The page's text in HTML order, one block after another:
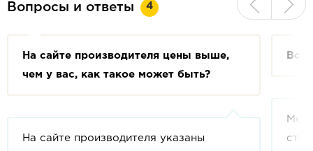
Вопросы и ответы 4
На сайте производителя цены выше,
чем у вас, как такое может быть?
На сайте производителя указаны